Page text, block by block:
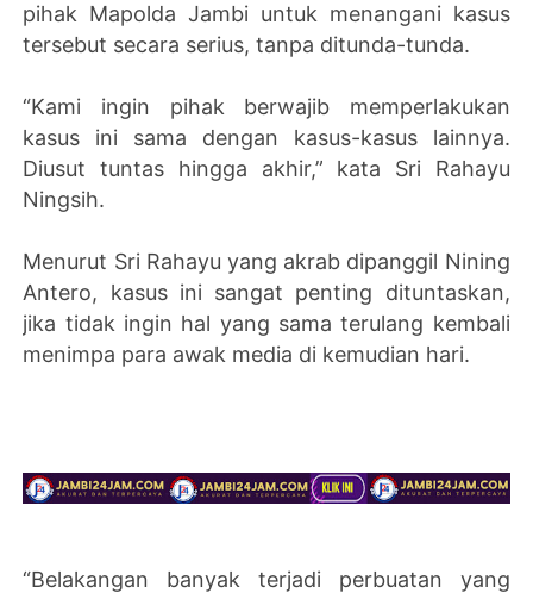
pihak Mapolda Jambi untuk menangani kasus
tersebut secara serius, tanpa ditunda-tunda.
“Kami ingin pihak berwajib memperlakukan
kasus ini sama dengan kasus-kasus lainnya.
Diusut tuntas hingga akhir,” kata Sri Rahayu
Ningsih.
Menurut Sri Rahayu yang akrab dipanggil Nining
Antero, kasus ini sangat penting dituntaskan,
jika tidak ingin hal yang sama terulang kembali
menimpa para awak media di kemudian hari.
“Belakangan banyak terjadi perbuatan yang